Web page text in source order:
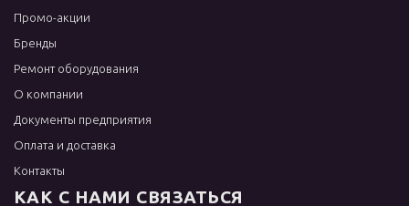
Промо-акции
Бренды
Ремонт оборудования
О компании
Документы предприятия
Оплата и доставка
Контакты
КАК С НАМИ СВЯЗАТЬСЯ